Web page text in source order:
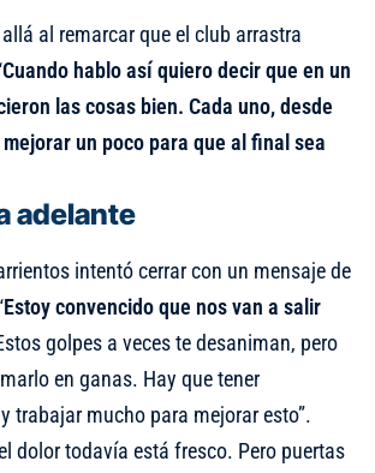
al remarcar que el club arrastra
Cuando hablo así quiero decir que en un
las cosas bien. Cada uno, desde
un poco para que al final sea
adelante
intentó cerrar con un mensaje de
Estoy convencido que nos van a salir
golpes a veces te desaniman, pero
en ganas. Hay que tener
trabajar mucho para mejorar esto”.
dolor todavía está fresco. Pero puertas